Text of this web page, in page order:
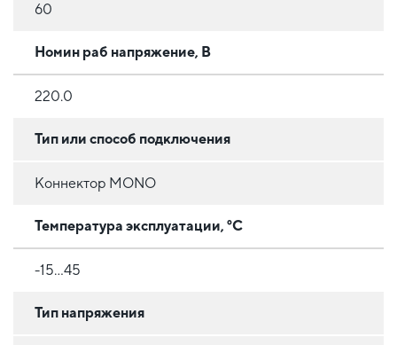
60
Номин раб напряжение, В
220.0
Тип или способ подключения
Коннектор MONO
Температура эксплуатации, °C
-15...45
Тип напряжения